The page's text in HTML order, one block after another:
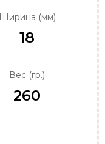
Ширина (мм)
18
Вес (гр.)
260